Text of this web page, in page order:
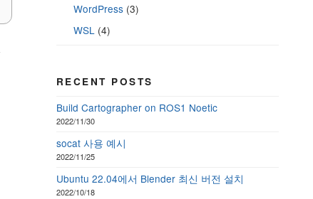
WordPress (3)
WSL (4)
RECENT POSTS
Build Cartographer on ROS1 Noetic
2022/11/30
socat 사용 예시
2022/11/25
Ubuntu 22.04에서 Blender 최신 버전 설치
2022/10/18